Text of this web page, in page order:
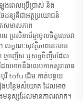
ងពេលប្រើប្រាស់ និង
ដន្យគឺជាអត្ថប្រយោជន៍
សមាសភាព
ប្រសិនបើឆ្មាចូលចិត្តលេបវា
លក្ខណៈសុវត្ថិភាពនេះមាន
ឆ្មាញើស ឬសត្វចិញ្ចឹមដែល
ែលអាចនឹងលេបកាកសូរាបាន
បុរី tofu ដើម កាត់បន្ថយ
ងបន្ថែមសំយោគ ដែលអាច
មនុស្សដែលមានភាពរលាក។